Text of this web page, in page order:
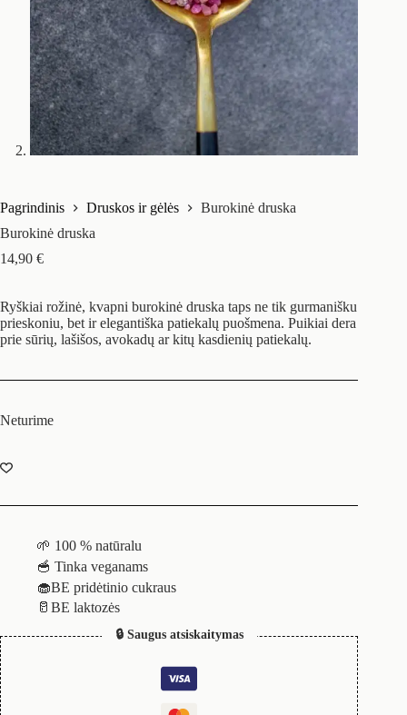
Pagrindinis Druskos ir gėlės
Burokinė druska
Burokinė druska
14,90 €
Ryškiai rožinė, kvapni burokinė druska taps ne tik gurmanišku
prieskoniu, bet ir elegantiška patiekalų puošmena. Puikiai dera
prie sūrių, lašišos, avokadų ar kitų kasdienių patiekalų.
Neturime
🌱 100 % natūralu
🥣 Tinka veganams
🧁BE pridėtinio cukraus
🥛BE laktozės
🔒 Saugus atsiskaitymas